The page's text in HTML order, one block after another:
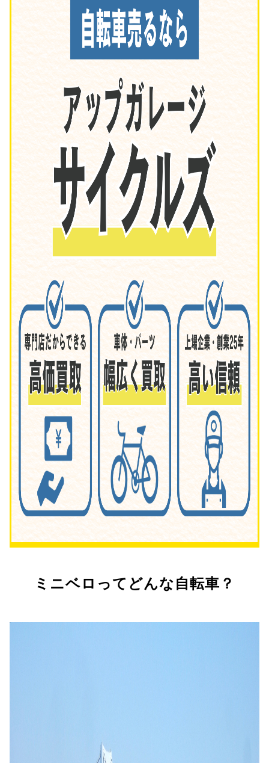
ミニベロってどんな自転車？